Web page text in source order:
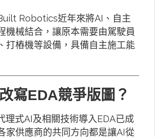
Robotics近年來將AI、自主
機械結合，讓原本需要由駕駛員
打樁機等設備，具備自主施工能
寫EDA競爭版圖？
理式AI及相關技術導入EDA已成
家供應商的共同方向都是讓AI從